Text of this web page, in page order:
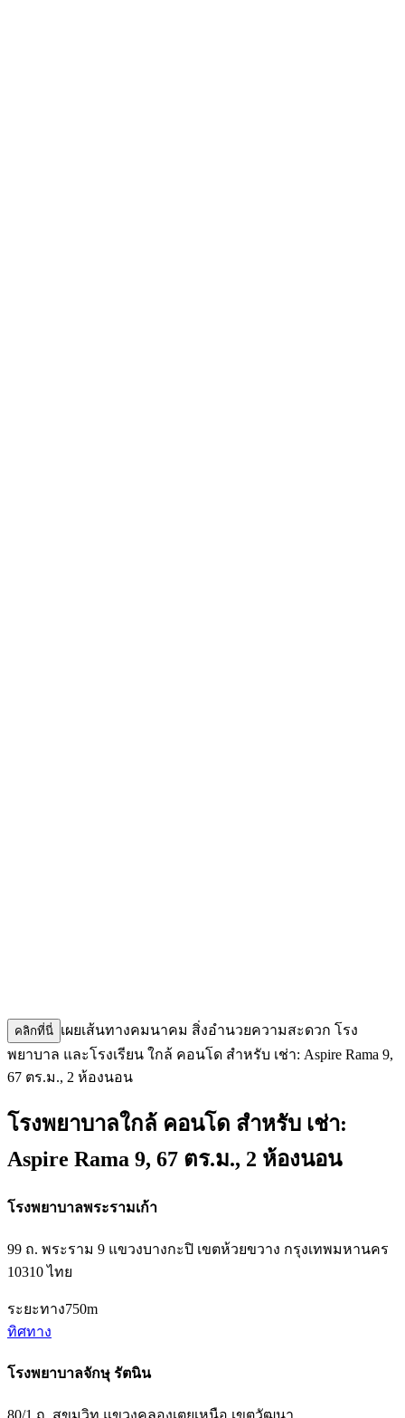
คลิกที่นี่ เผยเส้นทางคมนาคม สิ่งอำนวยความสะดวก โรง
พยาบาล และโรงเรียน ใกล้ คอนโด สำหรับ เช่า: Aspire Rama 9,
67 ตร.ม., 2 ห้องนอน
โรงพยาบาลใกล้ คอนโด สำหรับ เช่า:
Aspire Rama 9, 67 ตร.ม., 2 ห้องนอน
โรงพยาบาลพระรามเก้า
99 ถ. พระราม 9 แขวงบางกะปิ เขตห้วยขวาง กรุงเทพมหานคร
10310 ไทย
ระยะทาง750m
ทิศทาง
โรงพยาบาลจักษุ รัตนิน